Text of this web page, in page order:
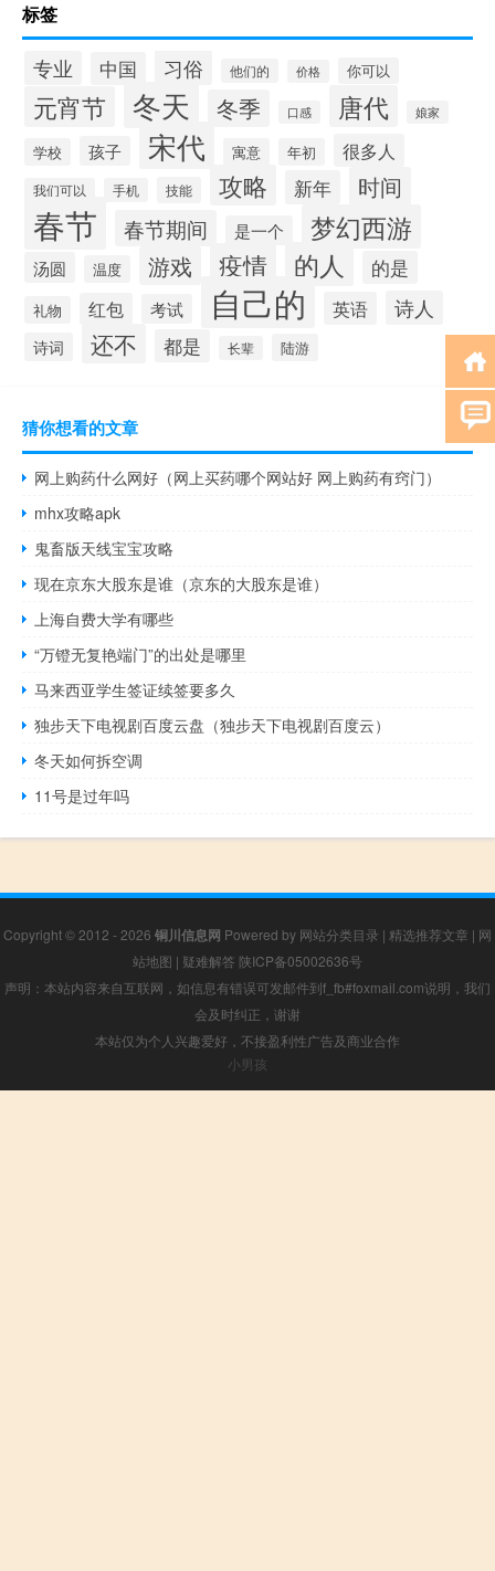
标签
专业 中国 习俗 他们的 价格 你可以
元宵节 冬天 冬季 口感 唐代 娘家
学校 孩子 宋代 寓意 年初 很多人
我们可以 手机 技能 攻略 新年 时间
春节 春节期间 是一个 梦幻西游
汤圆 温度 游戏 疫情 的人 的是
礼物 红包 考试 自己的 英语 诗人
诗词 还不 都是 长辈 陆游
猜你想看的文章
网上购药什么网好（网上买药哪个网站好 网上购药有窍门）
mhx攻略apk
鬼畜版天线宝宝攻略
现在京东大股东是谁（京东的大股东是谁）
上海自费大学有哪些
“万镫无复艳端门”的出处是哪里
马来西亚学生签证续签要多久
独步天下电视剧百度云盘（独步天下电视剧百度云）
冬天如何拆空调
11号是过年吗
Copyright © 2012 - 2026 铜川信息网 Powered by 网站分类目录 | 精选推荐文章 | 网
站地图 | 疑难解答 陕ICP备05002636号
声明：本站内容来自互联网，如信息有错误可发邮件到f_fb#foxmail.com说明，我们
会及时纠正，谢谢
本站仅为个人兴趣爱好，不接盈利性广告及商业合作
小男孩